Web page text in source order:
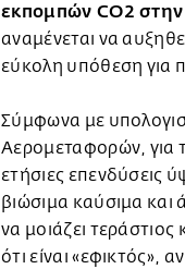
εκπομπών CO2
αναμένεται να
εύκολη υπόθεση για
Σύμφωνα με
Αερομεταφορών, για
ετήσιες επενδύσεις
βιώσιμα καύσιμα και
να μοιάζει τεράστιος
ότι είναι «εφικτός»,